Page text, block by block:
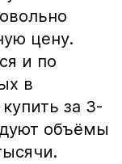
цену.
и по
в
за 3-
объёмы